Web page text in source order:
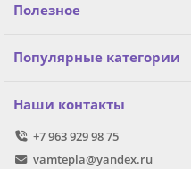
Полезное
Популярные категории
Наши контакты
+7 963 929 98 75
vamtepla@yandex.ru